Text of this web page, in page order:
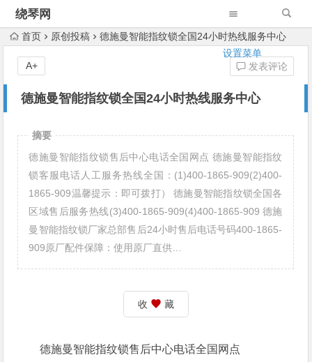
绕琴网
设置菜单
首页 原创投稿 德施曼智能指纹锁全国24小时热线服务中心
德施曼智能指纹锁全国24小时热线服务中心
发表评论
A+
摘要
德施曼智能指纹锁售后中心电话全国网点 德施曼智能指纹
锁客服电话人工服务热线全国：(1)400-1865-909(2)400-
1865-909温馨提示：即可拨打） 德施曼智能指纹锁全国各
区域售后服务热线(3)400-1865-909(4)400-1865-909 德施
曼智能指纹锁厂家总部售后24小时售后电话号码400-1865-
909原厂配件保障：使用原厂直供…
收 藏
德施曼智能指纹锁售后中心电话全国网点